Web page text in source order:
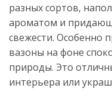
разных сортов,
ароматом и
свежести. Особенно
вазоны на фоне
природы. Это
интерьера или